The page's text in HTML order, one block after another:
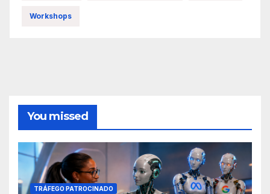
Workshops
You missed
TRÁFEGO PATROCINADO